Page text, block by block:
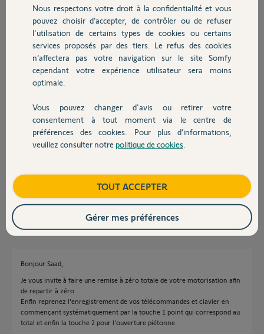
Chauffage
Autres produits
Devis avec un pro
Contact
Réponses
Bonjour,
Richy C. il y a environ 5 ans
bonjour, c le boitier qui permet a un pieton d entre et d ouvrir le portail, il
Bonjour Saad,
Je vous invite à faire une remise à zéro totale de votre motorisation afin
de repartir à zéro.
Enfin reprenez l'enregistrement de vos télécommandes et clavier en
commençant systématiquement par la touche 1 point qui correspond au
total et enfin la touche 2 pour l'ouverture piétonne.
Nous respectons votre droit à la confidentialité et vous
pouvez choisir d’accepter, de contrôler ou de refuser
l'utilisation de certains types de cookies ou certains
services proposés par des tiers. Le refus des cookies
n’affectera pas votre navigation sur le site Somfy
cependant votre expérience utilisateur sera moins
optimale.
Vous pouvez changer d'avis ou retirer votre
consentement à tout moment via le centre de
préférences des cookies. Pour plus d’informations,
veuillez consulter notre politique de cookies
TOUT ACCEPTER
Gérer mes préférences